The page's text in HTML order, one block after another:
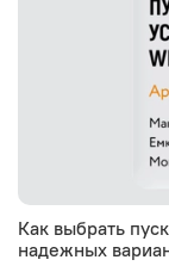
Как выбрать
надежных